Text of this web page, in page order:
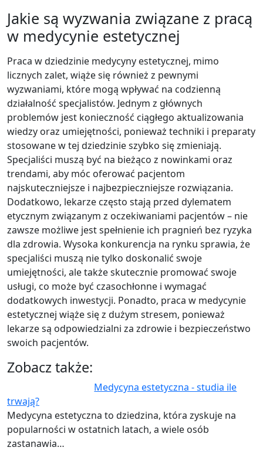
Jakie są wyzwania związane z pracą
w medycynie estetycznej
Praca w dziedzinie medycyny estetycznej, mimo
licznych zalet, wiąże się również z pewnymi
wyzwaniami, które mogą wpływać na codzienną
działalność specjalistów. Jednym z głównych
problemów jest konieczność ciągłego aktualizowania
wiedzy oraz umiejętności, ponieważ techniki i preparaty
stosowane w tej dziedzinie szybko się zmieniają.
Specjaliści muszą być na bieżąco z nowinkami oraz
trendami, aby móc oferować pacjentom
najskuteczniejsze i najbezpieczniejsze rozwiązania.
Dodatkowo, lekarze często stają przed dylematem
etycznym związanym z oczekiwaniami pacjentów – nie
zawsze możliwe jest spełnienie ich pragnień bez ryzyka
dla zdrowia. Wysoka konkurencja na rynku sprawia, że
specjaliści muszą nie tylko doskonalić swoje
umiejętności, ale także skutecznie promować swoje
usługi, co może być czasochłonne i wymagać
dodatkowych inwestycji. Ponadto, praca w medycynie
estetycznej wiąże się z dużym stresem, ponieważ
lekarze są odpowiedzialni za zdrowie i bezpieczeństwo
swoich pacjentów.
Zobacz także:
Medycyna estetyczna - studia ile
trwają?
Medycyna estetyczna to dziedzina, która zyskuje na
popularności w ostatnich latach, a wiele osób
zastanawia…